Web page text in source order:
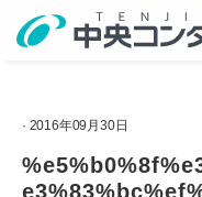
· 2016年09月30日